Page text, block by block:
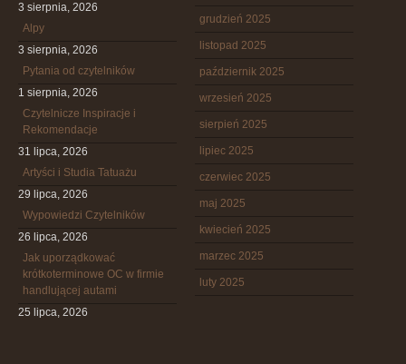
3 sierpnia, 2026
Alpy
3 sierpnia, 2026
Pytania od czytelników
1 sierpnia, 2026
Czytelnicze Inspiracje i
Rekomendacje
31 lipca, 2026
Artyści i Studia Tatuażu
29 lipca, 2026
Wypowiedzi Czytelników
26 lipca, 2026
Jak uporządkować
krótkoterminowe OC w firmie
handlującej autami
25 lipca, 2026
grudzień 2025
listopad 2025
październik 2025
wrzesień 2025
sierpień 2025
lipiec 2025
czerwiec 2025
maj 2025
kwiecień 2025
marzec 2025
luty 2025